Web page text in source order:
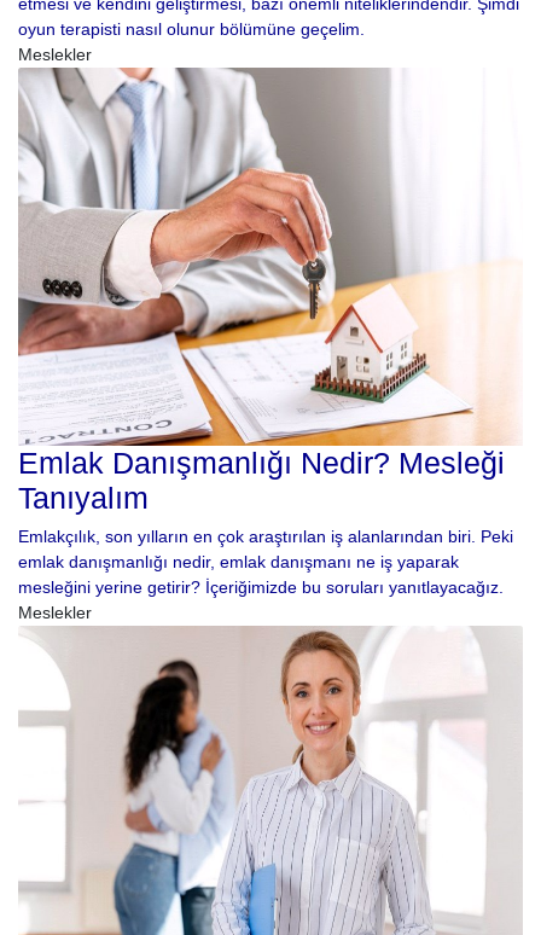
oyun terapisti nasıl olunur bölümüne geçelim.
Meslekler
Emlak Danışmanlığı Nedir? Mesleği
Tanıyalım
Emlakçılık, son yılların en çok araştırılan iş alanlarından biri. Peki
emlak danışmanlığı nedir, emlak danışmanı ne iş yaparak
mesleğini yerine getirir? İçeriğimizde bu soruları yanıtlayacağız.
Meslekler